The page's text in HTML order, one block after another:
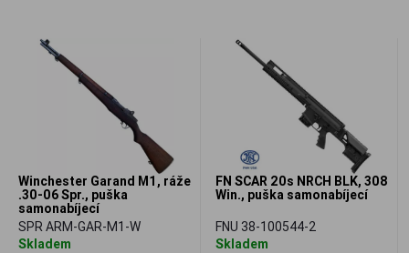
Winchester Garand M1, ráže
.30-06 Spr., puška
samonabíjecí
SPR ARM-GAR-M1-W
Skladem
FN SCAR 20s NRCH BLK, 308
Win., puška samonabíjecí
FNU 38-100544-2
Skladem